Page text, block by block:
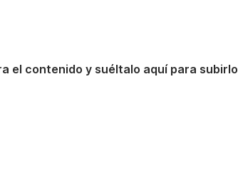
el contenido y suéltalo aquí para subirlo